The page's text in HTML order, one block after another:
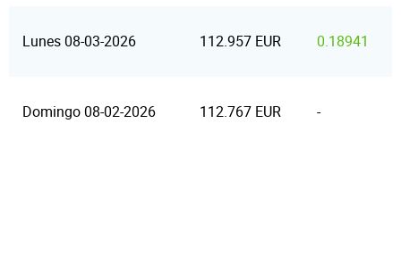
Lunes 08-03-2026 112.957 EUR 0.18941
Domingo 08-02-2026 112.767 EUR -